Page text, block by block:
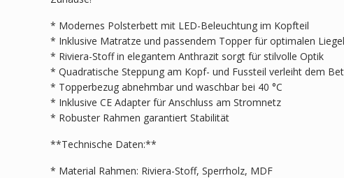
* Modernes Polsterbett mit LED-Beleuchtung im Kopfteil
* Inklusive Matratze und passendem Topper für optimalen
* Riviera-Stoff in elegantem Anthrazit sorgt für stilvolle Optik
* Quadratische Steppung am Kopf- und Fussteil verleiht dem
* Topperbezug abnehmbar und waschbar bei 40 °C
* Inklusive CE Adapter für Anschluss am Stromnetz
* Robuster Rahmen garantiert Stabilität
**Technische Daten:**
* Material Rahmen: Riviera-Stoff, Sperrholz, MDF